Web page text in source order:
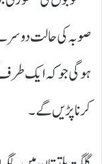
صوبہ کی حالت دوسرے
ہو گی جو کہ ایک
کرنا پڑیں گے۔